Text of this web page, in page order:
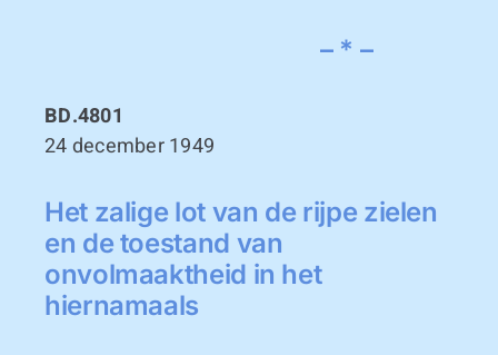
– * –
BD.4801
24 december 1949
Het zalige lot van de rijpe zielen
en de toestand van
onvolmaaktheid in het
hiernamaals